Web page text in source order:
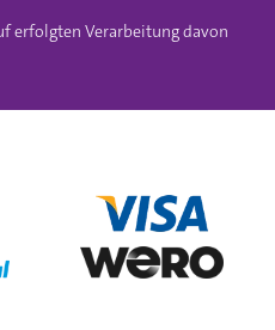
erfolgten Verarbeitung davon